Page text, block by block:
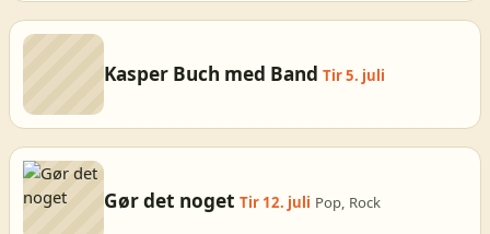
Kasper Buch med Band Tir 5. juli
Gør det noget Tir 12. juli Pop, Rock